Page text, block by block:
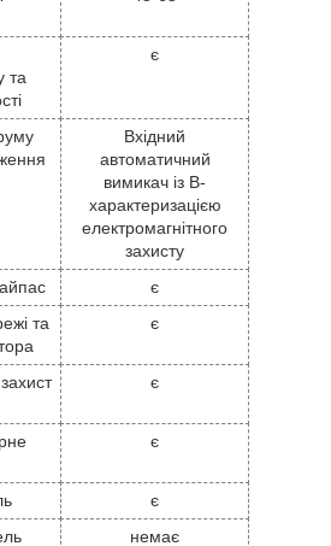
та
є
Вхідний
автоматичний
вимикач із B-
характеризацією
електромагнітного
захисту
є
та
є
є
є
є
немає